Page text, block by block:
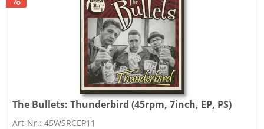
The Bullets: Thunderbird (45rpm, 7inch, EP, PS)
Art-Nr.: 45WSRCEP11